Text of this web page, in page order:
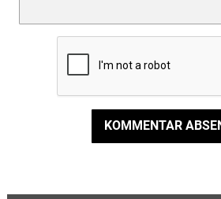
KOMMENTAR